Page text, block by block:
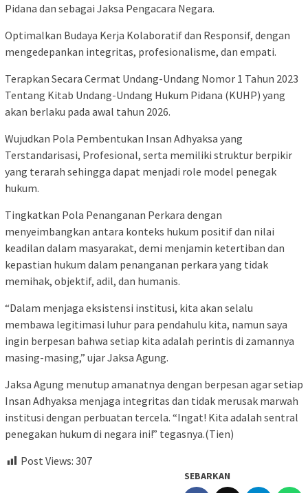
Pidana dan sebagai Jaksa Pengacara Negara.
Optimalkan Budaya Kerja Kolaboratif dan Responsif, dengan
mengedepankan integritas, profesionalisme, dan empati.
Terapkan Secara Cermat Undang-Undang Nomor 1 Tahun 2023
Tentang Kitab Undang-Undang Hukum Pidana (KUHP) yang
akan berlaku pada awal tahun 2026.
Wujudkan Pola Pembentukan Insan Adhyaksa yang
Terstandarisasi, Profesional, serta memiliki struktur berpikir
yang terarah sehingga dapat menjadi role model penegak
hukum.
Tingkatkan Pola Penanganan Perkara dengan
menyeimbangkan antara konteks hukum positif dan nilai
keadilan dalam masyarakat, demi menjamin ketertiban dan
kepastian hukum dalam penanganan perkara yang tidak
memihak, objektif, adil, dan humanis.
“Dalam menjaga eksistensi institusi, kita akan selalu
membawa legitimasi luhur para pendahulu kita, namun saya
ingin berpesan bahwa setiap kita adalah perintis di zamannya
masing-masing,” ujar Jaksa Agung.
Jaksa Agung menutup amanatnya dengan berpesan agar setiap
Insan Adhyaksa menjaga integritas dan tidak merusak marwah
institusi dengan perbuatan tercela. “Ingat! Kita adalah sentral
penegakan hukum di negara ini!” tegasnya.(Tien)
Post Views: 307
SEBARKAN